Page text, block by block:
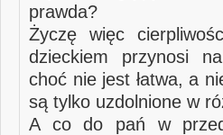
prawda?
Życzę więc
dzieckiem przynosi
choć nie jest łatwa, a
są tylko uzdolnione w
A co do pań w